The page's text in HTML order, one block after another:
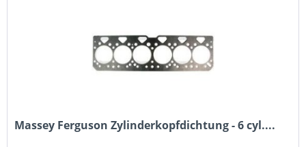
Massey Ferguson Zylinderkopfdichtung - 6 cyl....